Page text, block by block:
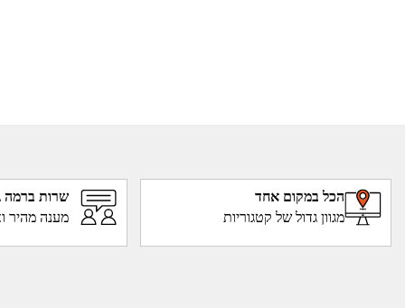
הכל במקום אחד
מגוון גדול של קטגוריות
שרות ברמה
מענה מהיר